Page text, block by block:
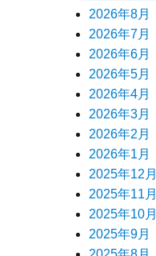
2026年8月
2026年7月
2026年6月
2026年5月
2026年4月
2026年3月
2026年2月
2026年1月
2025年12月
2025年11月
2025年10月
2025年9月